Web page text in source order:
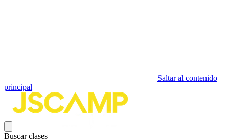
Saltar al contenido
principal
Buscar clases